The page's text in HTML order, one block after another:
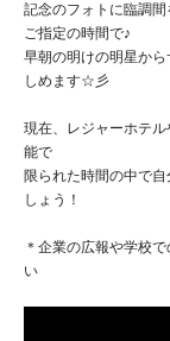
記念のフォトに臨調
ご指定の時間で♪
早朝の明けの明星か
しめます☆彡
現在、レジャーホテ
能で
限られた時間の中で
しょう！
＊企業の広報や学校
い